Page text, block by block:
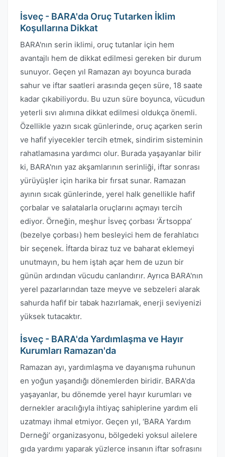
İsveç - BARA'da Oruç Tutarken İklim
Koşullarına Dikkat
BARA'nın serin iklimi, oruç tutanlar için hem
avantajlı hem de dikkat edilmesi gereken bir durum
sunuyor. Geçen yıl Ramazan ayı boyunca burada
sahur ve iftar saatleri arasında geçen süre, 18 saate
kadar çıkabiliyordu. Bu uzun süre boyunca, vücudun
yeterli sıvı alımına dikkat edilmesi oldukça önemli.
Özellikle yazın sıcak günlerinde, oruç açarken serin
ve hafif yiyecekler tercih etmek, sindirim sisteminin
rahatlamasına yardımcı olur. Burada yaşayanlar bilir
ki, BARA'nın yaz akşamlarının serinliği, iftar sonrası
yürüyüşler için harika bir fırsat sunar. Ramazan
ayının sıcak günlerinde, yerel halk genellikle hafif
çorbalar ve salatalarla oruçlarını açmayı tercih
ediyor. Örneğin, meşhur İsveç çorbası ‘Ärtsoppa’
(bezelye çorbası) hem besleyici hem de ferahlatıcı
bir seçenek. İftarda biraz tuz ve baharat eklemeyi
unutmayın, bu hem iştah açar hem de uzun bir
günün ardından vücudu canlandırır. Ayrıca BARA'nın
yerel pazarlarından taze meyve ve sebzeleri alarak
sahurda hafif bir tabak hazırlamak, enerji seviyenizi
yüksek tutacaktır.
İsveç - BARA'da Yardımlaşma ve Hayır
Kurumları Ramazan'da
Ramazan ayı, yardımlaşma ve dayanışma ruhunun
en yoğun yaşandığı dönemlerden biridir. BARA'da
yaşayanlar, bu dönemde yerel hayır kurumları ve
dernekler aracılığıyla ihtiyaç sahiplerine yardım eli
uzatmayı ihmal etmiyor. Geçen yıl, ‘BARA Yardım
Derneği’ organizasyonu, bölgedeki yoksul ailelere
gıda yardımı yaparak yüzlerce insanın iftar sofrasını